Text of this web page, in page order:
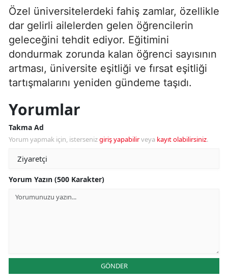
Özel üniversitelerdeki fahiş zamlar, özellikle
dar gelirli ailelerden gelen öğrencilerin
geleceğini tehdit ediyor. Eğitimini
dondurmak zorunda kalan öğrenci sayısının
artması, üniversite eşitliği ve fırsat eşitliği
tartışmalarını yeniden gündeme taşıdı.
Yorumlar
Takma Ad
Yorum yapmak için, istersenizgiriş yapabilirveya kayıt olabilirsiniz.
Yorum Yazın (500 Karakter)
GÖNDER